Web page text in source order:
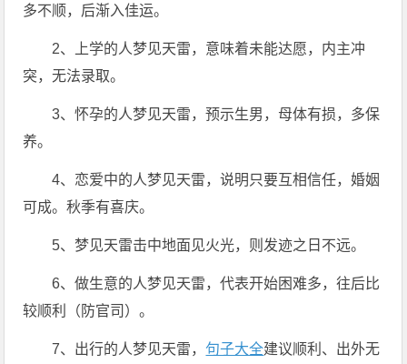
多不顺，后渐入佳运。
2、上学的人梦见天雷，意味着未能达愿，内主冲
突，无法录取。
3、怀孕的人梦见天雷，预示生男，母体有损，多保
养。
4、恋爱中的人梦见天雷，说明只要互相信任，婚姻
可成。秋季有喜庆。
5、梦见天雷击中地面见火光，则发迹之日不远。
6、做生意的人梦见天雷，代表开始困难多，往后比
较顺利（防官司）。
7、出行的人梦见天雷， 句子大全建议顺利、出外无